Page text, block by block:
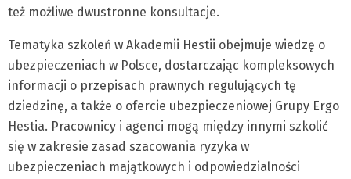
też możliwe dwustronne konsultacje.
Tematyka szkoleń w Akademii Hestii obejmuje wiedzę o
ubezpieczeniach w Polsce, dostarczając kompleksowych
informacji o przepisach prawnych regulujących tę
dziedzinę, a także o ofercie ubezpieczeniowej Grupy Ergo
Hestia. Pracownicy i agenci mogą między innymi szkolić
się w zakresie zasad szacowania ryzyka w
ubezpieczeniach majątkowych i odpowiedzialności